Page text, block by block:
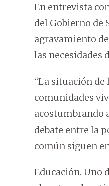
En entrevista
del Gobierno de
agravamiento
las necesidades
“La situación de
comunidades
acostumbrando
debate entre la
común siguen
Educación. Uno